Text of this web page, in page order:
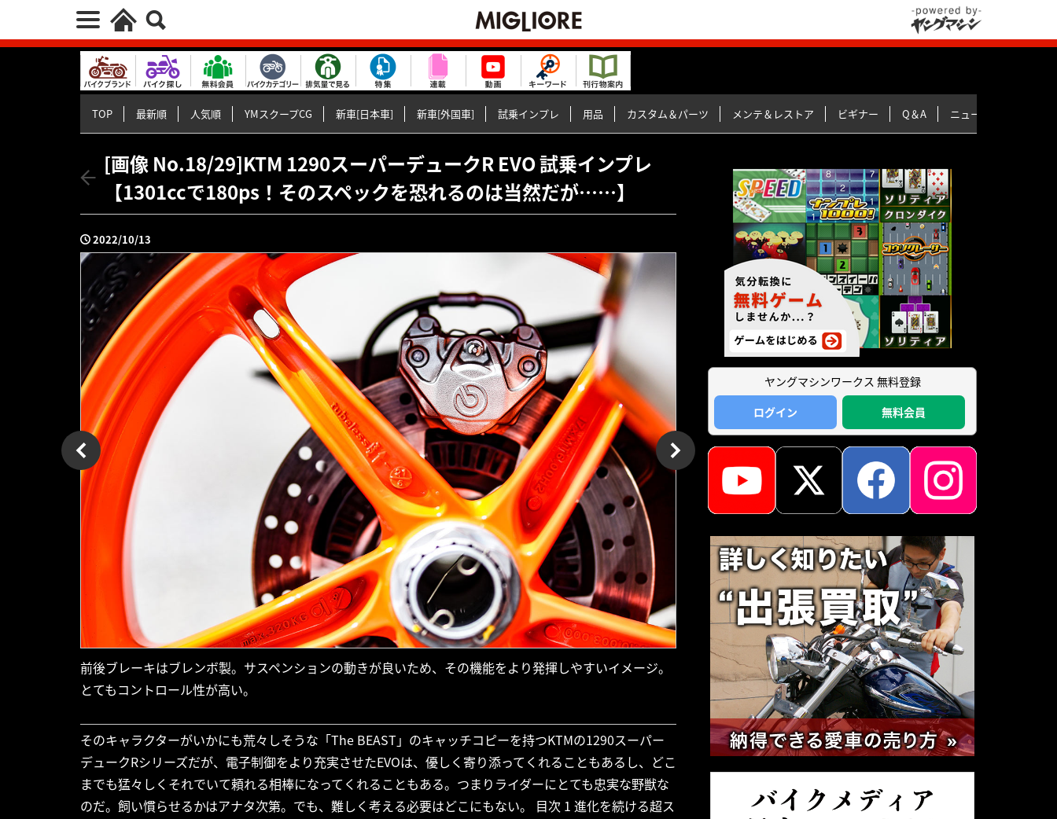
TOP 最新順 人気順 YMスクープCG 新車[日本車] 新車[外国車] 試乗インプレ 用品 カスタム＆パーツ メンテ＆レストア ビギナー Q＆A ニュース＆トピックス
[画像 No.18/29]KTM 1290スーパーデュークR EVO 試乗インプレ
【1301ccで180ps！そのスペックを恐れるのは当然だが……】
2022/10/13
前後ブレーキはブレンボ製。サスペンションの動きが良いため、その機能をより発揮しやすいイメージ。
とてもコントロール性が高い。
そのキャラクターがいかにも荒々しそうな「The BEAST」のキャッチコピーを持つKTMの1290スーパー
デュークRシリーズだが、電子制御をより充実させたEVOは、優しく寄り添ってくれることもあるし、どこ
までも猛々しくそれでいて頼れる相棒になってくれることもある。つまりライダーにとても忠実な野獣な
のだ。飼い慣らせるかはアナタ次第。でも、難しく考える必要はどこにもない。 目次 1 進化を続ける超ス
ヤングマシンワークス 無料登録
ログイン
無料会員